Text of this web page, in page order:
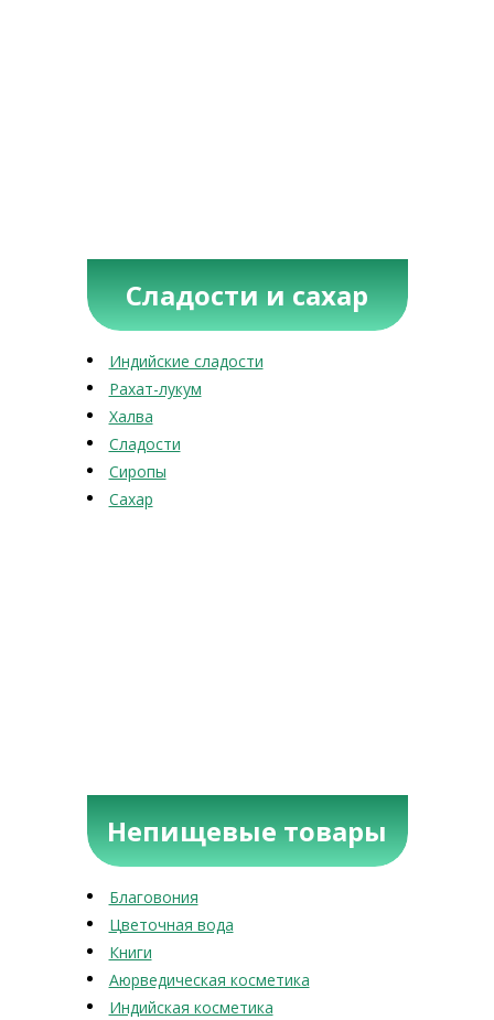
Сладости и сахар
Индийские сладости
Рахат-лукум
Халва
Сладости
Сиропы
Сахар
Непищевые товары
Благовония
Цветочная вода
Книги
Аюрведическая косметика
Индийская косметика